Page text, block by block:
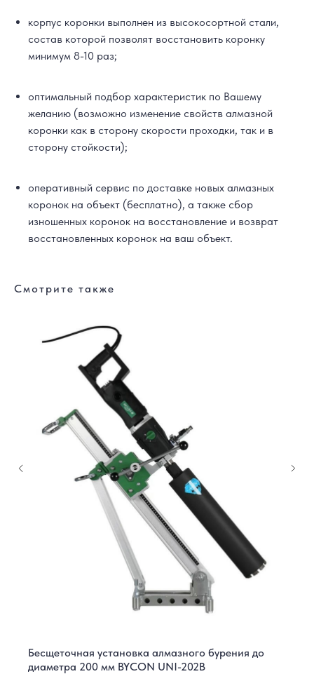
корпус коронки выполнен из высокосортной стали,
состав которой позволят восстановить коронку
минимум 8-10 раз;
оптимальный подбор характеристик по Вашему
желанию (возможно изменение свойств алмазной
коронки как в сторону скорости проходки, так и в
сторону стойкости);
оперативный сервис по доставке новых алмазных
коронок на объект (бесплатно), а также сбор
изношенных коронок на восстановление и возврат
восстановленных коронок на ваш объект.
Смотрите также
Бесщеточная установка алмазного бурения до
диаметра 200 мм BYCON UNI-202B